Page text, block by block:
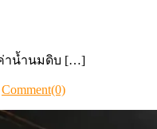
าน้ำนมดิบ […]
Comment(0)